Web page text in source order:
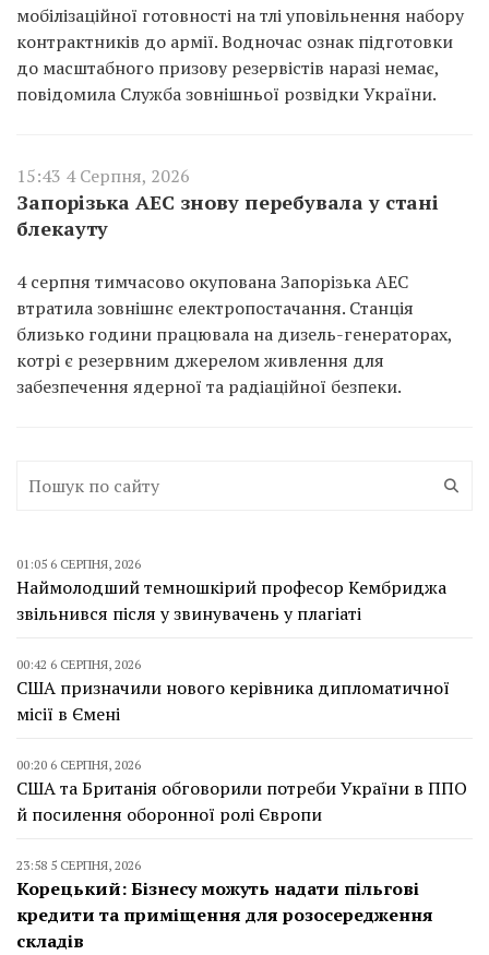
мобілізаційної готовності на тлі уповільнення набору
контрактників до армії. Водночас ознак підготовки
до масштабного призову резервістів наразі немає,
повідомила Служба зовнішньої розвідки України.
15:43 4 Серпня, 2026
Запорізька АЕС знову перебувала у стані
блекауту
4 серпня тимчасово окупована Запорізька АЕС
втратила зовнішнє електропостачання. Станція
близько години працювала на дизель-генераторах,
котрі є резервним джерелом живлення для
забезпечення ядерної та радіаційної безпеки.
01:05 6 СЕРПНЯ, 2026
Наймолодший темношкірий професор Кембриджа
звільнився після у звинувачень у плагіаті
00:42 6 СЕРПНЯ, 2026
США призначили нового керівника дипломатичної
місії в Ємені
00:20 6 СЕРПНЯ, 2026
США та Британія обговорили потреби України в ППО
й посилення оборонної ролі Європи
23:58 5 СЕРПНЯ, 2026
Корецький: Бізнесу можуть надати пільгові
кредити та приміщення для розосередження
складів